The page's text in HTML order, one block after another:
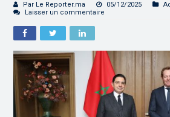
Par Le Reporter.ma 05/12/2025
Laisser un commentaire